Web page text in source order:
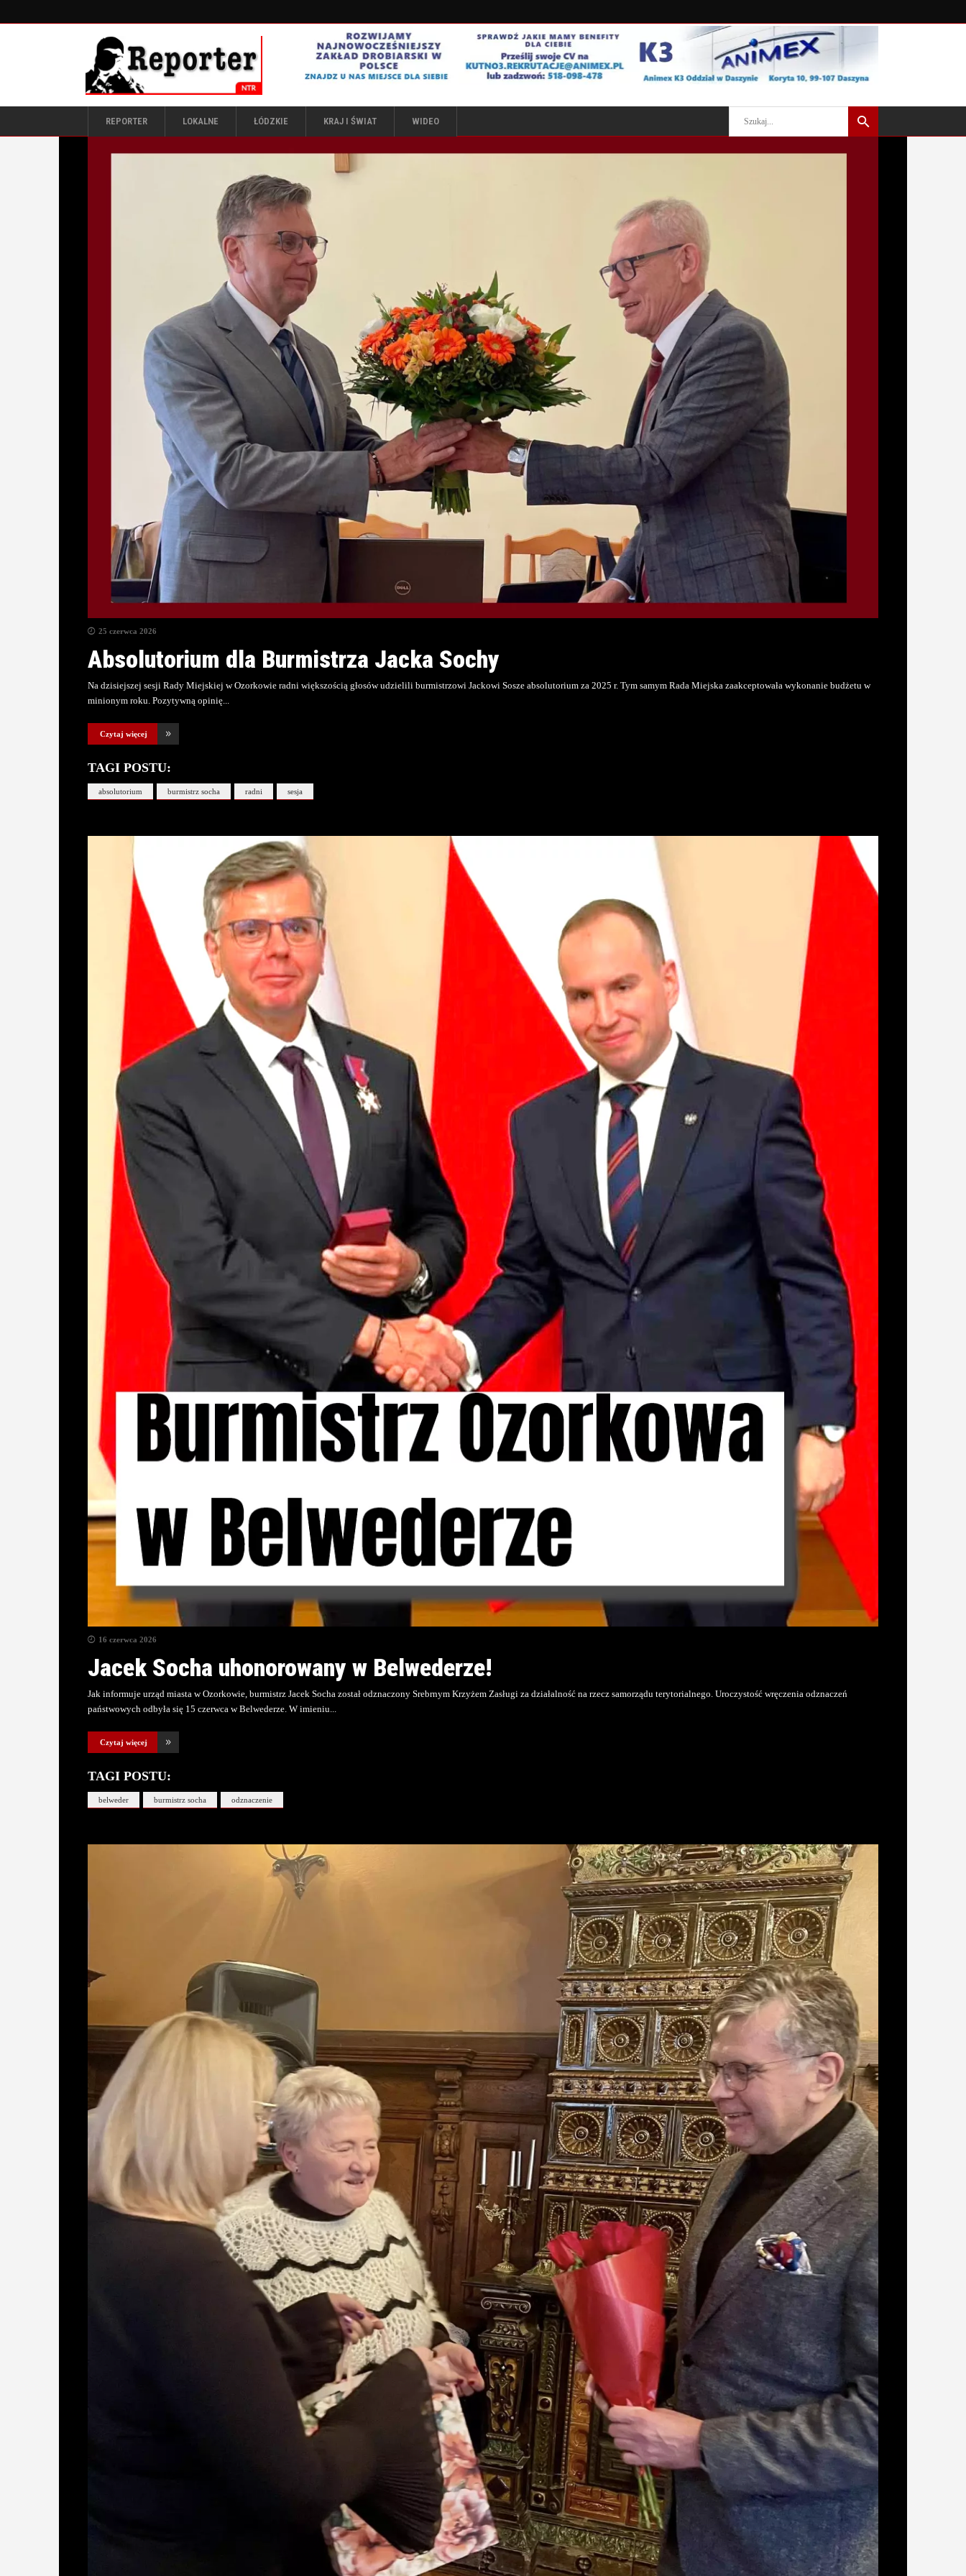
REPORTER LOKALNE ŁÓDZKIE KRAJ I ŚWIAT WIDEO
25 czerwca 2026
Absolutorium dla Burmistrza Jacka Sochy
Na dzisiejszej sesji Rady Miejskiej w Ozorkowie radni większością głosów udzielili burmistrzowi Jackowi Sosze absolutorium za 2025 r. Tym samym Rada Miejska zaakceptowała wykonanie budżetu w
minionym roku. Pozytywną opinię
Czytaj więcej
TAGI POSTU:
absolutorium burmistrz socha radni sesja
16 czerwca 2026
Jacek Socha uhonorowany w Belwederze!
Jak informuje urząd miasta w Ozorkowie, burmistrz Jacek Socha został odznaczony Srebrnym Krzyżem Zasługi za działalność na rzecz samorządu terytorialnego. Uroczystość wręczenia odznaczeń
państwowych odbyła się 15 czerwca w Belwederze. W imieniu
Czytaj więcej
TAGI POSTU:
belweder burmistrz socha odznaczenie